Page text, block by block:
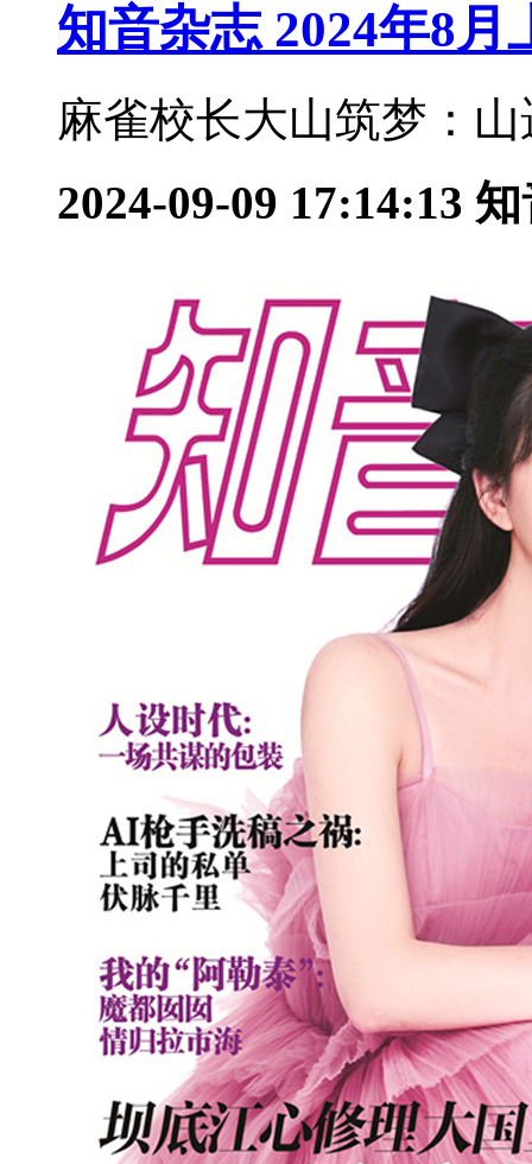
知音杂志 2024年8月
麻雀校长大山筑梦：
2024-09-09 17:14:13